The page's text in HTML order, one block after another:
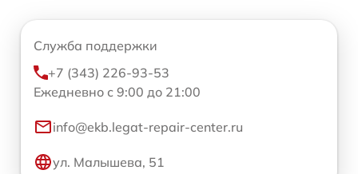
Служба поддержки
+7 (343) 226-93-53
Ежедневно с 9:00 до 21:00
info@ekb.legat-repair-center.ru
ул. Малышева, 51